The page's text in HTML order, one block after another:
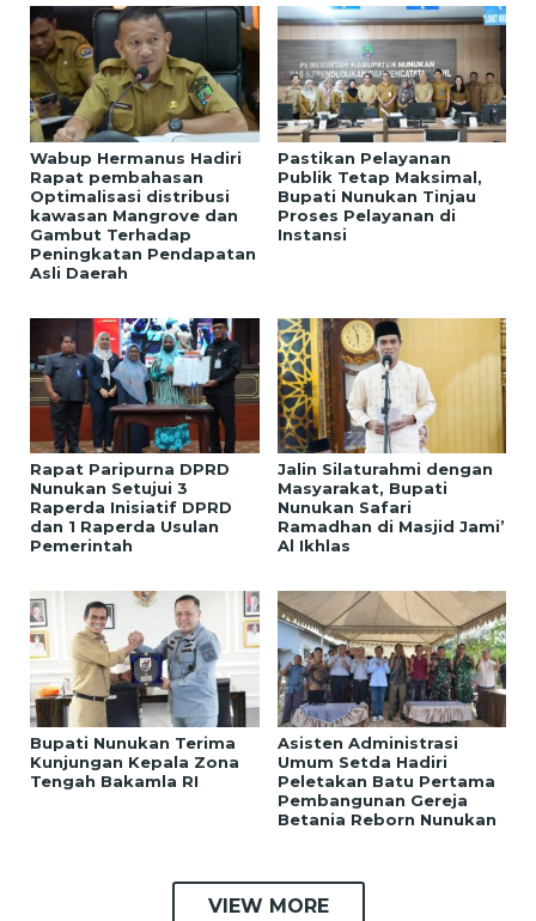
Wabup Hermanus Hadiri
Rapat pembahasan
Optimalisasi distribusi
kawasan Mangrove dan
Gambut Terhadap
Peningkatan Pendapatan
Asli Daerah
Pastikan Pelayanan
Publik Tetap Maksimal,
Bupati Nunukan Tinjau
Proses Pelayanan di
Instansi
Rapat Paripurna DPRD
Nunukan Setujui 3
Raperda Inisiatif DPRD
dan 1 Raperda Usulan
Pemerintah
Jalin Silaturahmi dengan
Masyarakat, Bupati
Nunukan Safari
Ramadhan di Masjid Jami’
Al Ikhlas
Bupati Nunukan Terima
Kunjungan Kepala Zona
Tengah Bakamla RI
Asisten Administrasi
Umum Setda Hadiri
Peletakan Batu Pertama
Pembangunan Gereja
Betania Reborn Nunukan
VIEW MORE